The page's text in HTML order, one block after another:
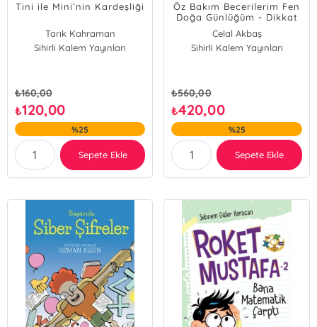
Tini ile Mini’nin Kardeşliği
Tarık Kahraman
Sihirli Kalem Yayınları
₺160,00
₺120,00
%25
Sepete Ekle
Öz Bakım Becerilerim Fen
Doğa Günlüğüm - Dikkat
Odaklı Etkinlik Kitabı ( 3-
4 Yaş Çocuklar İçin );( 3-4
Yaş Çocuklar İçin )
Celal Akbaş
Sihirli Kalem Yayınları
₺560,00
₺420,00
%25
Sepete Ekle